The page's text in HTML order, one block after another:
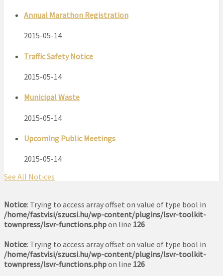
Annual Marathon Registration
2015-05-14
Traffic Safety Notice
2015-05-14
Municipal Waste
2015-05-14
Upcoming Public Meetings
2015-05-14
See All Notices
Notice: Trying to access array offset on value of type bool in
/home/fastvisi/szucsi.hu/wp-content/plugins/lsvr-toolkit-
townpress/lsvr-functions.phpon line 126
Notice: Trying to access array offset on value of type bool in
/home/fastvisi/szucsi.hu/wp-content/plugins/lsvr-toolkit-
townpress/lsvr-functions.phpon line 126